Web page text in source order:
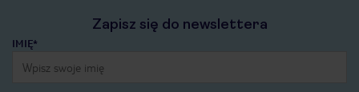
Zapisz się do newslettera
IMIĘ*